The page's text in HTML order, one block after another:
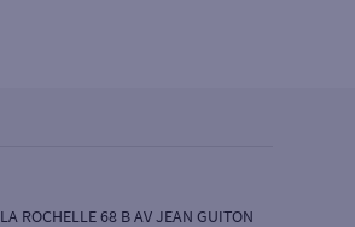
LA ROCHELLE 68 B AV JEAN GUITON